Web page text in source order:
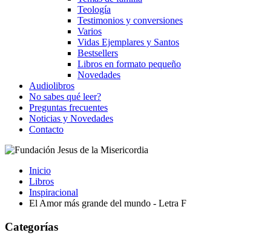
Teología
Testimonios y conversiones
Varios
Vidas Ejemplares y Santos
Bestsellers
Libros en formato pequeño
Novedades
Audiolibros
No sabes qué leer?
Preguntas frecuentes
Noticias y Novedades
Contacto
Inicio
Libros
Inspiracional
El Amor más grande del mundo - Letra F
Categorías